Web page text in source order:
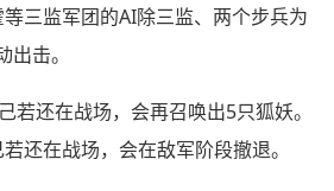
三监军团的AI除三监、两个步兵为
击。
若还在战场，会再召唤出5只狐妖。
还在战场，会在敌军阶段撤退。